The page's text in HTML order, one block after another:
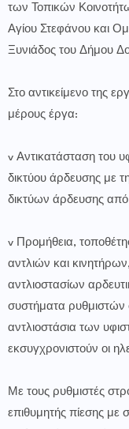
των Τοπικών
Αγίου Στεφάνου και
Ξυνιάδος του Δήμου
Στο αντικείμενο της
μέρους έργα:
v Αντικατάσταση του
δικτύου άρδευσης με
δικτύων άρδευσης
v Προμήθεια,
αντλιών και
αντλιοστασίων
συστήματα ρυθμιστών
αντλιοστάσια των
εκσυγχρονιστούν οι
Με τους ρυθμιστές
επιθυμητής πίεσης με